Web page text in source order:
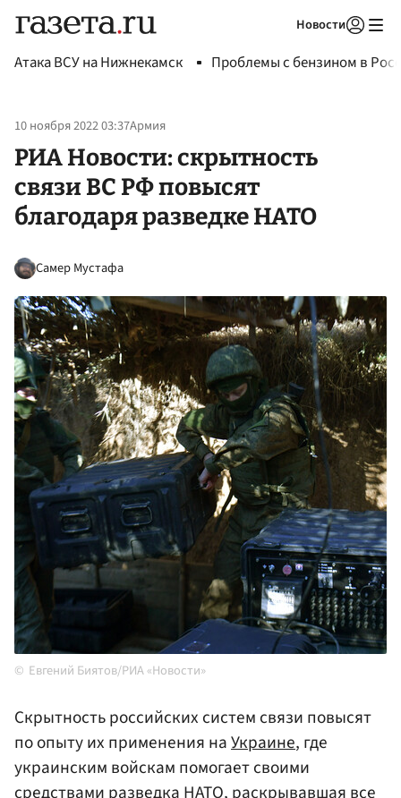
Новости
Атака ВСУ на Нижнекамск Проблемы с бензином в
10 ноября 2022 03:37Армия
РИА Новости: скрытность
связи ВС РФ повысят
благодаря разведке НАТО
Самер Мустафа
Евгений Биятов/РИА «Новости»
Скрытность российских систем связи повысят
по опыту их применения наУкраине, где
украинским войскам помогает своими
средствами разведкаНАТО, раскрывавшая все